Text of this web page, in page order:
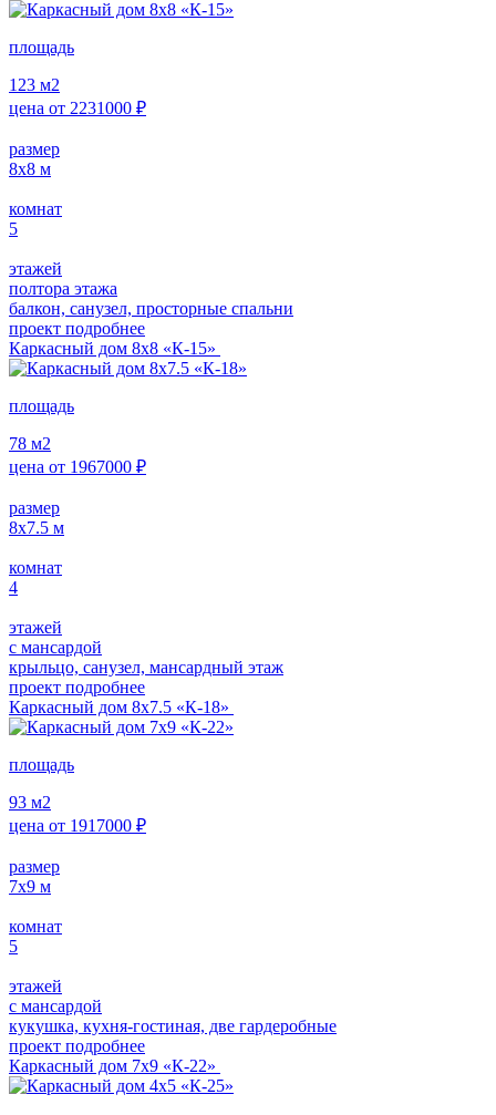
площадь
123 м2
цена от 2231000 ₽
размер
8х8 м
комнат
5
этажей
полтора этажа
балкон, санузел, просторные спальни
проект подробнее
Каркасный дом 8х8 «К-15»
площадь
78 м2
цена от 1967000 ₽
размер
8х7.5 м
комнат
4
этажей
с мансардой
крыльцо, санузел, мансардный этаж
проект подробнее
Каркасный дом 8х7.5 «К-18»
площадь
93 м2
цена от 1917000 ₽
размер
7х9 м
комнат
5
этажей
с мансардой
кукушка, кухня-гостиная, две гардеробные
проект подробнее
Каркасный дом 7х9 «К-22»